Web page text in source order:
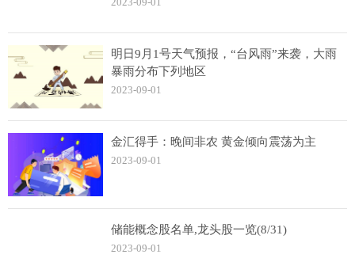
明日9月1号天气预报，“台风雨”来袭，大雨
暴雨分布下列地区
2023-09-01
金汇得手：晚间非农 黄金倾向震荡为主
2023-09-01
储能概念股名单,龙头股一览(8/31)
2023-09-01